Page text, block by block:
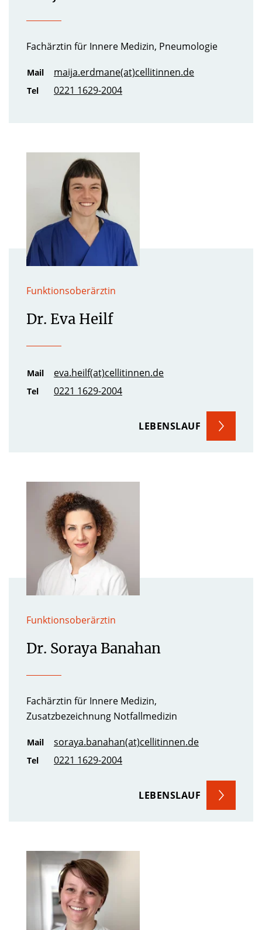
Fachärztin für Innere Medizin, Pneumologie
Mail maija.erdmane(at)cellitinnen.de
Tel 0221 1629-2004
Funktionsoberärztin
Dr. Eva Heilf
Mail eva.heilf(at)cellitinnen.de
Tel 0221 1629-2004
LEBENSLAUF
Funktionsoberärztin
Dr. Soraya Banahan
Fachärztin für Innere Medizin,
Zusatzbezeichnung Notfallmedizin
Mail soraya.banahan(at)cellitinnen.de
Tel 0221 1629-2004
LEBENSLAUF